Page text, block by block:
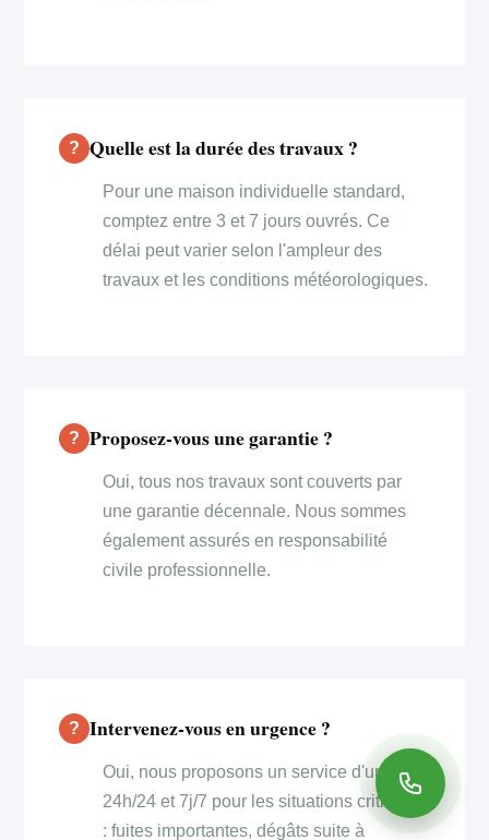
Quelle est la durée des travaux ?
Pour une maison individuelle standard,
comptez entre 3 et 7 jours ouvrés. Ce
délai peut varier selon l'ampleur des
travaux et les conditions météorologiques.
Proposez-vous une garantie ?
Oui, tous nos travaux sont couverts par
une garantie décennale. Nous sommes
également assurés en responsabilité
civile professionnelle.
Intervenez-vous en urgence ?
Oui, nous proposons un service d'urgence
24h/24 et 7j/7 pour les situations critiques
: fuites importantes, dégâts suite à